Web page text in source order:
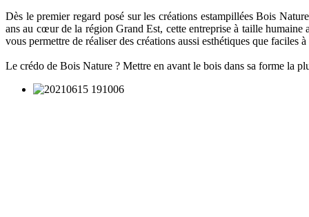
Dès le premier regard posé sur les créations estampillées Bois
ans au cœur de la région Grand Est, cette entreprise à taille
vous permettre de réaliser des créations aussi esthétiques que faciles
Le crédo de Bois Nature ? Mettre en avant le bois dans sa forme la